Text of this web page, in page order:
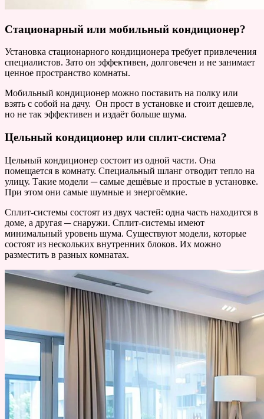
Стационарный или мобильный кондиционер?
Установка стационарного кондиционера требует привлечения
специалистов. Зато он эффективен, долговечен и не занимает
ценное пространство комнаты.
Мобильный кондиционер можно поставить на полку или
взять с собой на дачу. Он прост в установке и стоит дешевле,
но не так эффективен и издаёт больше шума.
Цельный кондиционер или сплит-система?
Цельный кондиционер состоит из одной части. Она
помещается в комнату. Специальный шланг отводит тепло на
улицу. Такие модели ─ самые дешёвые и простые в установке.
При этом они самые шумные и энергоёмкие.
Сплит-системы состоят из двух частей: одна часть находится в
доме, а другая ─ снаружи. Сплит-системы имеют
минимальный уровень шума. Существуют модели, которые
состоят из нескольких внутренних блоков. Их можно
разместить в разных комнатах.